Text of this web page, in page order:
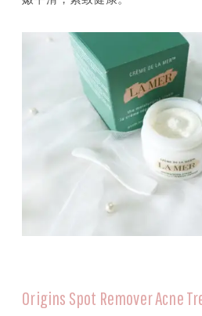
Origins Spot Remover Acne